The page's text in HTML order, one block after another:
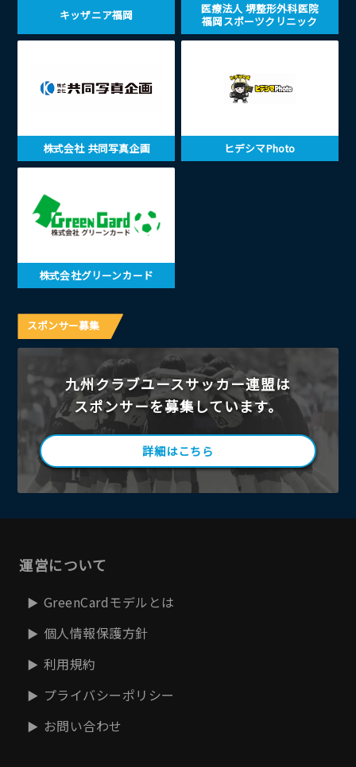
キッザニア福岡
医療法人 堺整形外科医院
福岡スポーツクリニック
株式会社 共同写真企画 ヒデシマPhoto
株式会社グリーンカード
スポンサー募集
九州クラブユースサッカー連盟は
スポンサーを募集しています。
詳細はこちら
運営について
GreenCardモデルとは
個人情報保護方針
利用規約
プライバシーポリシー
お問い合わせ